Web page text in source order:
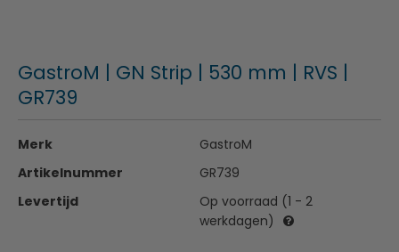
GastroM | GN Strip | 530 mm | RVS |
GR739
Merk
GastroM
Artikelnummer
GR739
Levertijd
Op voorraad (1 - 2
werkdagen)